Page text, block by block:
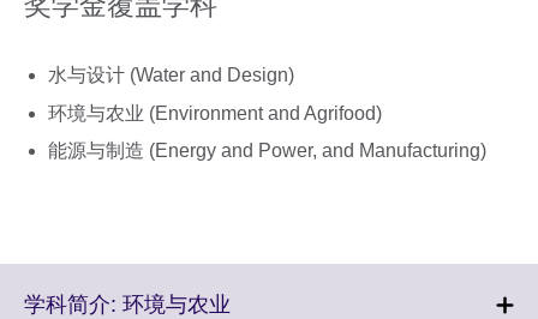
水与设计 (Water and Design)
环境与农业 (Environment and Agrifood)
能源与制造 (Energy and Power, and Manufacturing)
学科简介: 环境与农业